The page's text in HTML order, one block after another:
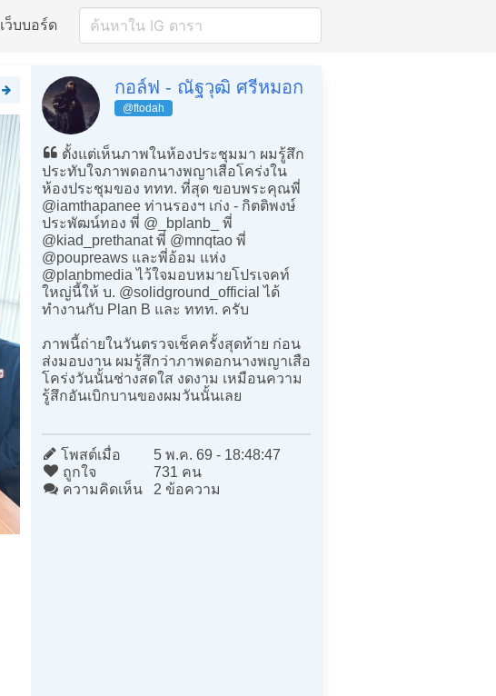
เว็บบอร์ด
กอล์ฟ - ณัฐวุฒิ ศรีหมอก
@ftodah
ตั้งแต่เห็นภาพในห้องประชุมมา ผมรู้สึก
ประทับใจภาพดอกนางพญาเสือโคร่งใน
ห้องประชุมของ ททท. ที่สุด ขอบพระคุณพี่
@iamthapanee ท่านรองฯ เก่ง - กิตติพงษ์
ประพัฒน์ทอง พี่ @_bplanb_ พี่
@kiad_prethanat พี่ @mnqtao พี่
@poupreaws และพี่อ้อม แห่ง
@planbmedia ไว้ใจมอบหมายโปรเจคท์
ใหญ่นี้ให้ บ. @solidground_official ได้
ทำงานกับ Plan B และ ททท. ครับ
ภาพนี้ถ่ายในวันตรวจเช็คครั้งสุดท้าย ก่อน
ส่งมอบงาน ผมรู้สึกว่าภาพดอกนางพญาเสือ
โคร่งวันนั้นช่างสดใส งดงาม เหมือนความ
รู้สึกอันเบิกบานของผมวันนั้นเลย
โพสต์เมื่อ
5 พ.ค. 69 - 18:48:47
ถูกใจ
731 คน
ความคิดเห็น
2 ข้อความ